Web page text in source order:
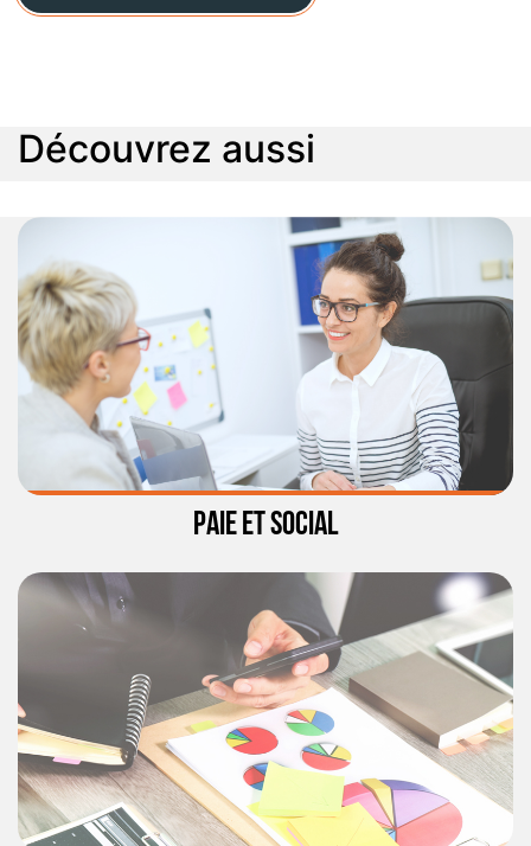
Découvrez aussi
PAIE ET SOCIAL